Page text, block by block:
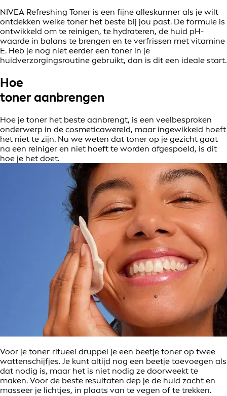
NIVEA Refreshing Toner is een fijne alleskunner als je wilt
ontdekken welke toner het beste bij jou past. De formule is
ontwikkeld om te reinigen, te hydrateren, de huid pH-
waarde in balans te brengen en te verfrissen met vitamine
E. Heb je nog niet eerder een toner in je
huidverzorgingsroutine gebruikt, dan is dit een ideale start.
Hoe
toner aanbrengen
Hoe je toner het beste aanbrengt, is een veelbesproken
onderwerp in de cosmeticawereld, maar ingewikkeld hoeft
het niet te zijn. Nu we weten dat toner op je gezicht gaat
na een reiniger en niet hoeft te worden afgespoeld, is dit
hoe je het doet.
Voor je toner-ritueel druppel je een beetje toner op twee
wattenschijfjes. Je kunt altijd nog een beetje toevoegen als
dat nodig is, maar het is niet nodig ze doorweekt te
maken. Voor de beste resultaten dep je de huid zacht en
masseer je lichtjes, in plaats van te vegen of te trekken.